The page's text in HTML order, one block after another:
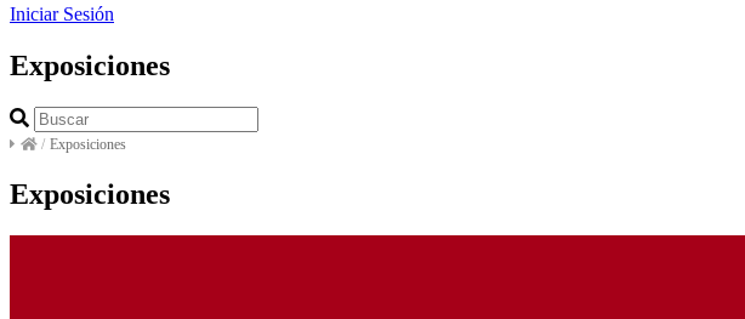
Iniciar Sesión
Exposiciones
/ Exposiciones
Exposiciones